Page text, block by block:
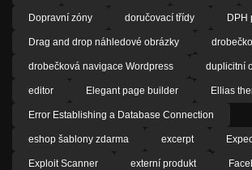
Dopravní zóny doručovací třídy DPH
Drag and drop náhledové obrázky
drobečková navigace Wordpress duplicitní
editor Elegant page builder Ellias
Error Establishing a Database Connection
eshop šablony zdarma excerpt
Exploit Scanner externí produkt